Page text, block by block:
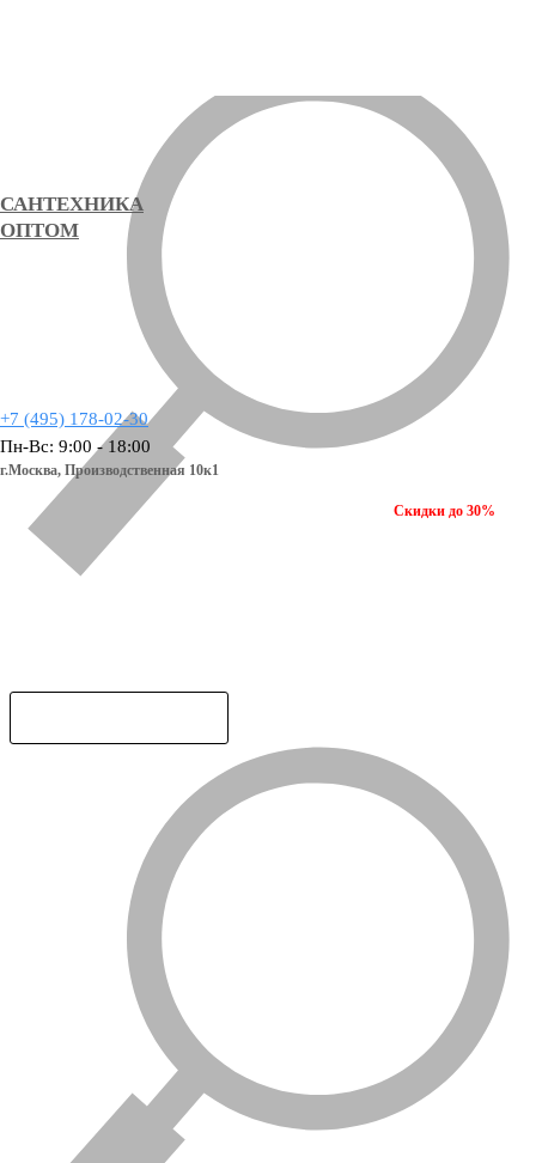
САНТЕХНИКА
ОПТОМ
+7 (495) 178-02-30
Пн-Вс: 9:00 - 18:00
г.Москва, Производственная 10к1
Скидки до 30%